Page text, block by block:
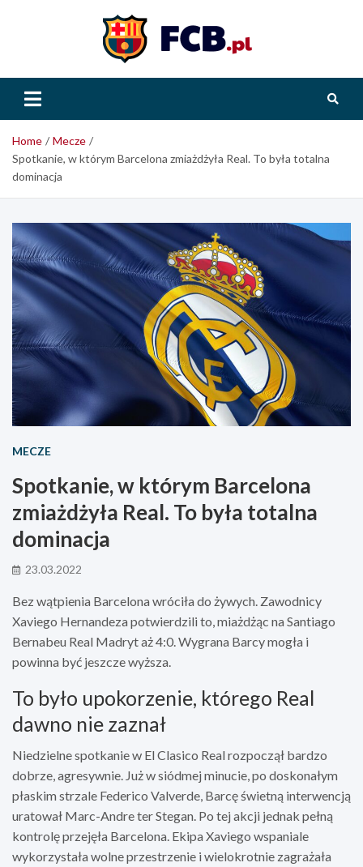
Home
Mecze
Spotkanie, w którym Barcelona zmiażdżyła Real. To była totalna
dominacja
MECZE
Spotkanie, w którym Barcelona
zmiażdżyła Real. To była totalna
dominacja
23.03.2022
Bez wątpienia Barcelona wróciła do żywych. Zawodnicy
Xaviego Hernandeza potwierdzili to, miażdżąc na Santiago
Bernabeu Real Madryt aż 4:0. Wygrana Barcy mogła i
powinna być jeszcze wyższa.
To było upokorzenie, którego Real
dawno nie zaznał
Niedzielne spotkanie w El Clasico Real rozpoczął bardzo
dobrze, agresywnie. Już w siódmej minucie, po doskonałym
płaskim strzale Federico Valverde, Barcę świetną interwencją
uratował Marc-Andre ter Stegan. Po tej akcji jednak pełną
kontrolę przejęła Barcelona. Ekipa Xaviego wspaniale
wykorzystała wolne przestrzenie i wielokrotnie zagrażała